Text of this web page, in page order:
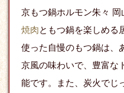
京もつ鍋ホルモン朱々
焼肉ともつ鍋を楽しめる
使った自慢のもつ鍋は、
京風の味わいで、豊富な
能です。また、炭火でじ